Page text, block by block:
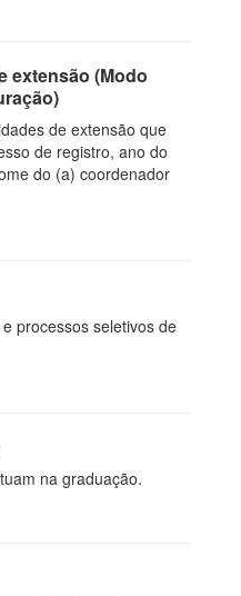
extensão (Modo
de extensão que
de registro, ano do
do (a) coordenador
processos seletivos de
na graduação.